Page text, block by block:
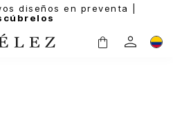
diseños en preventa |